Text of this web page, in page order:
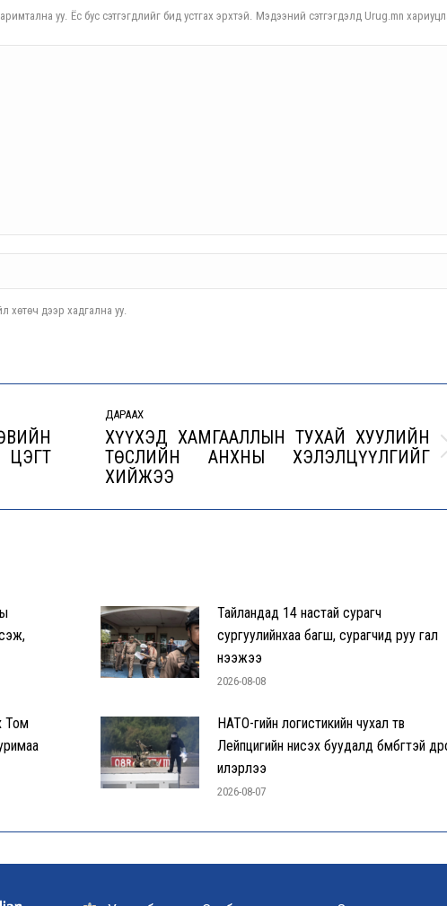
уу. Ёс бус сэтгэгдлийг бид устгах эрхтэй. Мэдээний сэтгэгдэлд Urug.mn
хөтөч дээр хадгална уу.
ДАРААХ
Next
post:
ХҮҮХЭД ХАМГААЛЛЫН ТУХАЙ ХУУЛИЙН
ТӨСЛИЙН АНХНЫ ХЭЛЭЛЦҮҮЛГИЙГ
ХИЙЖЭЭ
Тайландад 14 настай сурагч
сургуулийнхаа багш, сурагчид руу гал
нээжээ
2026-08-08
Том
НАТО-гийн логистикийн чухал төв
Лейпцигийн нисэх буудалд бөмбөгтэй
илэрлээ
2026-08-07